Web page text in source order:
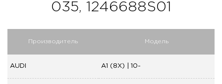
035, 1246688S01
Производитель Модель
AUDI A1 (8X) | 10-